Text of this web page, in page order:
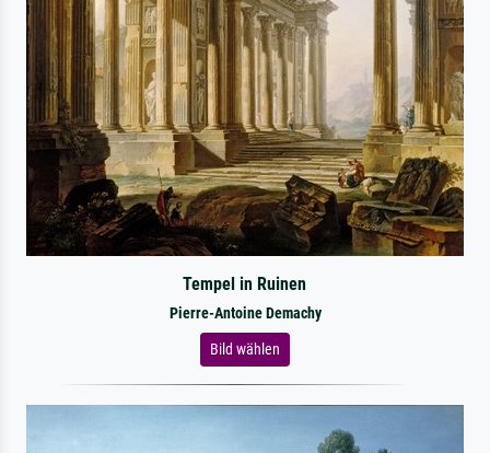
Tempel in Ruinen
Pierre-Antoine Demachy
Bild wählen